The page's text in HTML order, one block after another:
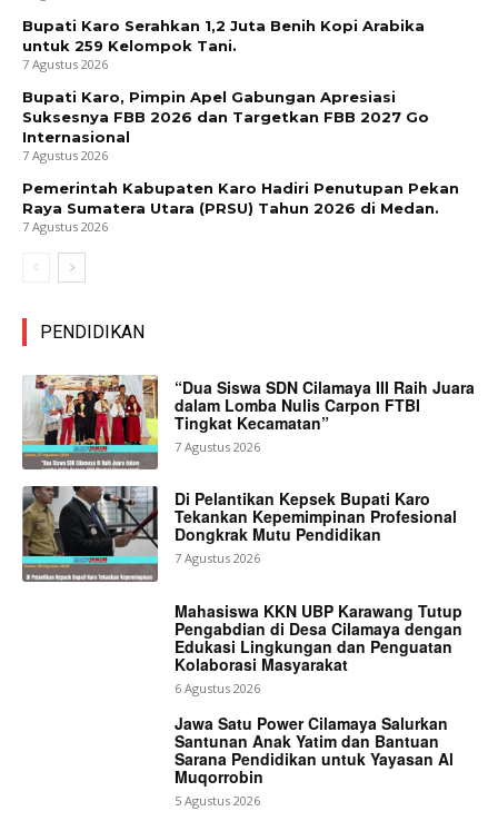
Bupati Karo Serahkan 1,2 Juta Benih Kopi Arabika
untuk 259 Kelompok Tani.
7 Agustus 2026
Bupati Karo, Pimpin Apel Gabungan Apresiasi
Suksesnya FBB 2026 dan Targetkan FBB 2027 Go
Internasional
7 Agustus 2026
Pemerintah Kabupaten Karo Hadiri Penutupan Pekan
Raya Sumatera Utara (PRSU) Tahun 2026 di Medan.
7 Agustus 2026
PENDIDIKAN
“Dua Siswa SDN Cilamaya III Raih Juara
dalam Lomba Nulis Carpon FTBI
Tingkat Kecamatan”
7 Agustus 2026
Di Pelantikan Kepsek Bupati Karo
Tekankan Kepemimpinan Profesional
Dongkrak Mutu Pendidikan
7 Agustus 2026
Mahasiswa KKN UBP Karawang Tutup
Pengabdian di Desa Cilamaya dengan
Edukasi Lingkungan dan Penguatan
Kolaborasi Masyarakat
6 Agustus 2026
Jawa Satu Power Cilamaya Salurkan
Santunan Anak Yatim dan Bantuan
Sarana Pendidikan untuk Yayasan Al
Muqorrobin
5 Agustus 2026